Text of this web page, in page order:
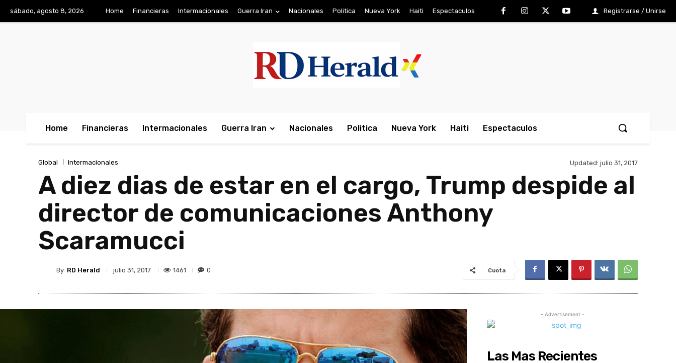
sábado, agosto 8, 2026 Home Financieras Intermacionales Guerra Iran Nacionales Politica Nueva York Haiti Espectaculos Registrarse / Unirse
Home Financieras Intermacionales Guerra Iran Nacionales Politica Nueva York Haiti Espectaculos
Global Intermacionales Updated: julio 31, 2017
A diez dias de estar en el cargo, Trump despide al
director de comunicaciones Anthony
Scaramucci
By RD Herald julio 31, 2017 1461 0 Cuota
- Advertisement -
Las Mas Recientes